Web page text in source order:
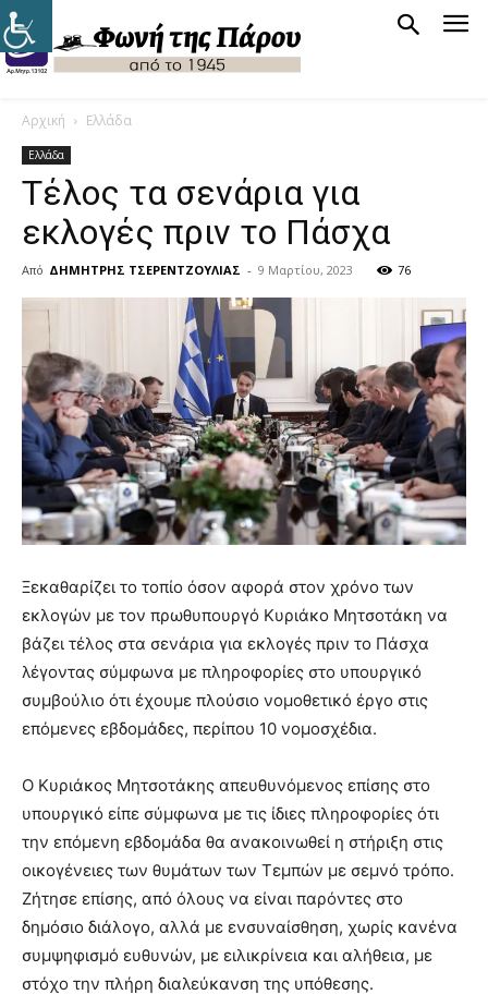
Αρχική Ελλάδα
Ελλάδα
Τέλος τα σενάρια για
εκλογές πριν το Πάσχα
Από ΔΗΜΗΤΡΗΣ ΤΣΕΡΕΝΤΖΟΥΛΙΑΣ - 9 Μαρτίου, 2023 76
Ξεκαθαρίζει το τοπίο όσον αφορά στον χρόνο των
εκλογών με τον πρωθυπουργό Κυριάκο Μητσοτάκη να
βάζει τέλος στα σενάρια για εκλογές πριν το Πάσχα
λέγοντας σύμφωνα με πληροφορίες στο υπουργικό
συμβούλιο ότι έχουμε πλούσιο νομοθετικό έργο στις
επόμενες εβδομάδες, περίπου 10 νομοσχέδια.
Ο Κυριάκος Μητσοτάκης απευθυνόμενος επίσης στο
υπουργικό είπε σύμφωνα με τις ίδιες πληροφορίες ότι
την επόμενη εβδομάδα θα ανακοινωθεί η στήριξη στις
οικογένειες των θυμάτων των Τεμπών με σεμνό τρόπο.
Ζήτησε επίσης, από όλους να είναι παρόντες στο
δημόσιο διάλογο, αλλά με ενσυναίσθηση, χωρίς κανένα
συμψηφισμό ευθυνών, με ειλικρίνεια και αλήθεια, με
στόχο την πλήρη διαλεύκανση της υπόθεσης.